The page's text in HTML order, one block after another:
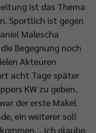
ist das Thema
Sportlich ist gegen
Malescha
Begegnung noch
Akteuren
acht Tage später
KW zu geben.
der erste Makel
ein weiterer soll
„Ich glaube,